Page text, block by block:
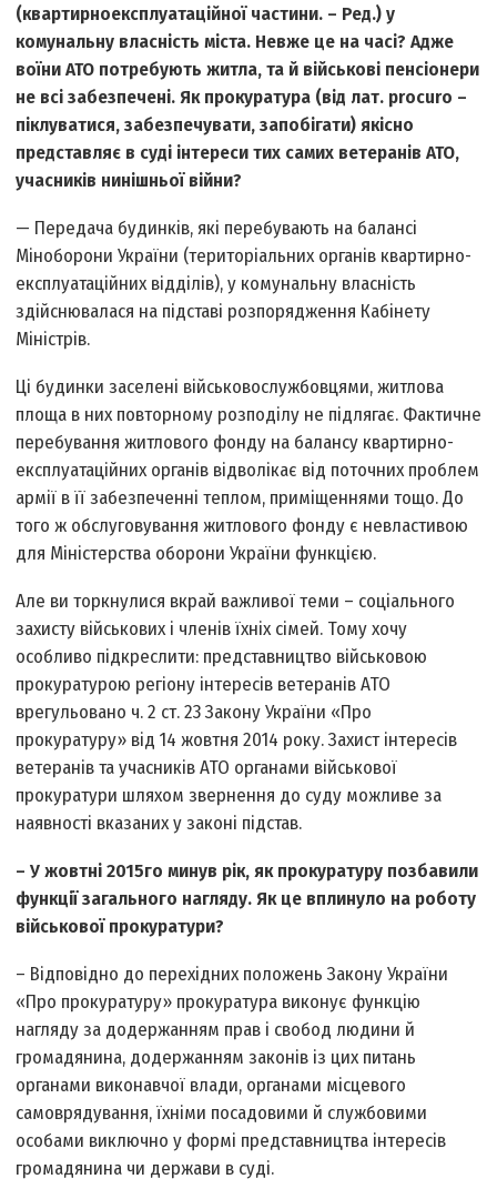
(квартирно­експлуатаційної частини. – Ред.) у
комунальну власність міста. Невже це на часі? Адже
воїни АТО потребують житла, та й військові пенсіонери
не всі забезпечені. Як прокуратура (від лат. procuro –
піклуватися, забезпечувати, запобігати) якісно
представляє в суді інтереси тих самих ветеранів АТО,
учасників нинішньої війни?
— Передача будинків, які перебувають на балансі
Міноборони України (територіальних органів квартирно­
експлуатаційних відділів), у комунальну власність
здійснювалася на підставі розпорядження Кабінету
Міністрів.
Ці будинки заселені військовослужбовцями, житлова
площа в них повторному розподілу не підлягає. Фактичне
перебування житлового фонду на балансу квартирно­
експлуатаційних органів відволікає від поточних проблем
армії в її забезпеченні теплом, приміщеннями тощо. До
того ж обслуговування житлового фонду є невластивою
для Міністерства оборони України функцією.
Але ви торкнулися вкрай важливої теми – соціального
захисту військових і членів їхніх сімей. Тому хочу
особливо підкреслити: представництво військовою
прокуратурою регіону інтересів ветеранів АТО
врегульовано ч. 2 ст. 23 Закону України «Про
прокуратуру» від 14 жовтня 2014 року. Захист інтересів
ветеранів та учасників АТО органами військової
прокуратури шляхом звернення до суду можливе за
наявності вказаних у законі підстав.
– У жовтні 2015­го минув рік, як прокуратуру позбавили
функції загального нагляду. Як це вплинуло на роботу
військової прокуратури?
– Відповідно до перехідних положень Закону України
«Про прокуратуру» прокуратура виконує функцію
нагляду за додержанням прав і свобод людини й
громадянина, додержанням законів із цих питань
органами виконавчої влади, органами місцевого
самоврядування, їхніми посадовими й службовими
особами виключно у формі представництва інтересів
громадянина чи держави в суді.